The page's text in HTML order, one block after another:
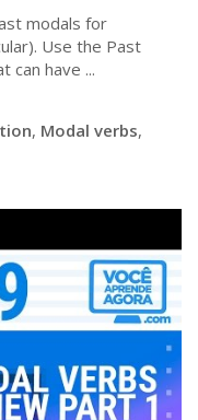
modals for
Use the Past
can have ...
, Modal verbs,